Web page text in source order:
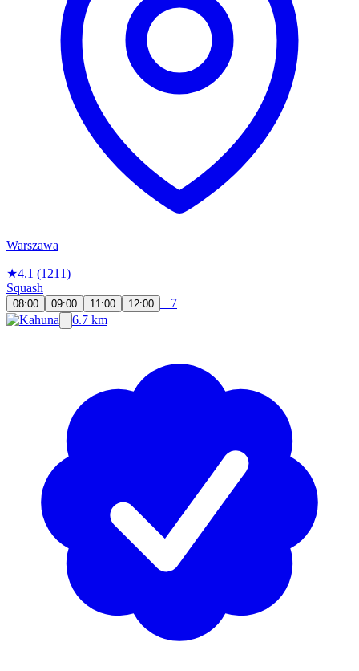
Warszawa
★4.1 (1211)
Squash
08:00 09:00 11:00 12:00
+7
6.7 km